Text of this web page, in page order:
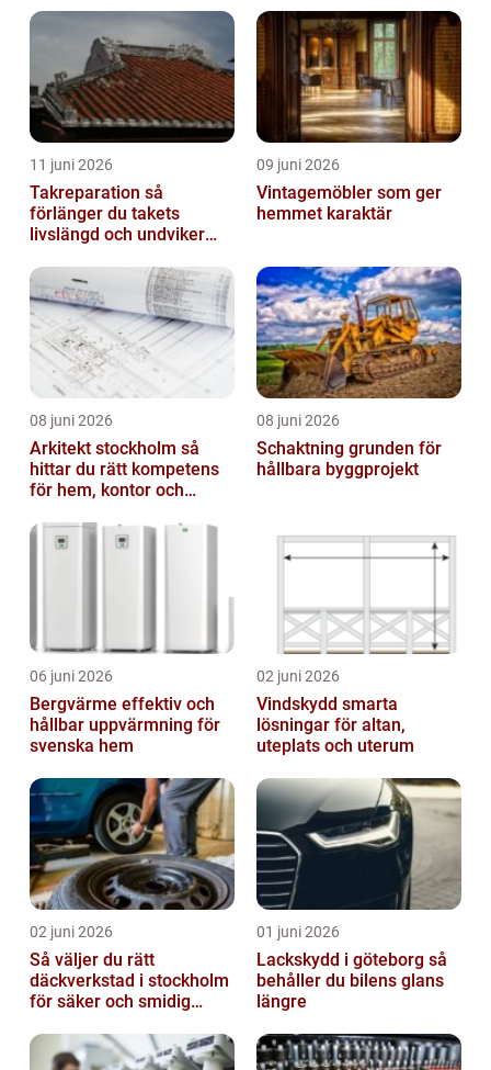
11 juni 2026
Takreparation så
förlänger du takets
livslängd och undviker
09 juni 2026
Vintagemöbler som ger
hemmet karaktär
08 juni 2026
Arkitekt stockholm så
hittar du rätt kompetens
för hem, kontor och
08 juni 2026
Schaktning grunden för
hållbara byggprojekt
06 juni 2026
Bergvärme effektiv och
hållbar uppvärmning för
svenska hem
02 juni 2026
Vindskydd smarta
lösningar för altan,
uteplats och uterum
02 juni 2026
Så väljer du rätt
däckverkstad i stockholm
för säker och smidig
01 juni 2026
Lackskydd i göteborg så
behåller du bilens glans
längre